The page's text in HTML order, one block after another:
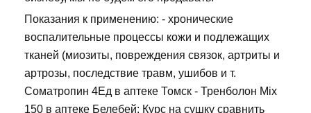
Показания к применению: - хронические
воспалительные процессы кожи и подлежащих
тканей (миозиты, повреждения связок, артриты и
артрозы, последствие травм, ушибов и т.
Cоматропин 4Ед в аптеке Томск - Тренболон Mix
150 в аптеке Белебей: Курс на сушку сравнить